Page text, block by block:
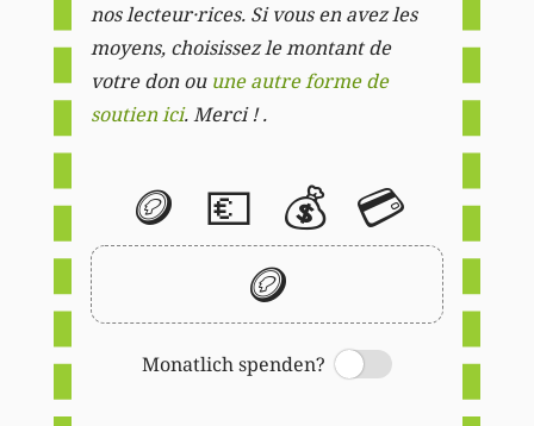
nos lecteur·rices. Si vous en avez les
moyens, choisissez le montant de
votre don ou une autre forme de
soutien ici. Merci ! .
🪙 💶 💰 💳
🪙
Monatlich spenden?
Switch